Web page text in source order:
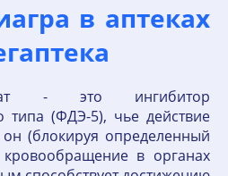
в аптеках
- это ингибитор
типа (ФДЭ-5), чье действие
(блокируя определенный
в органах